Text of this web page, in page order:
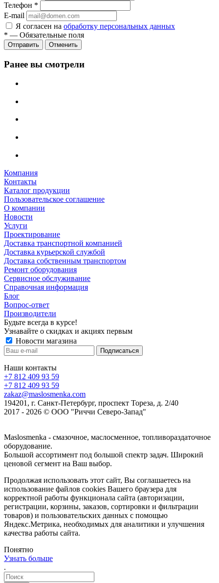
Телефон *
E-mail
Я согласен на обработку персональных данных
* — Обязательные поля
Отменить
Ранее вы смотрели
Компания
Контакты
Каталог продукции
Пользовательское соглашение
О компании
Новости
Услуги
Проектирование
Доставка транспортной компанией
Доставка курьерской службой
Доставка собственным транспортом
Ремонт оборудования
Сервисное обслуживание
Справочная информация
Блог
Вопрос-ответ
Производители
Будьте всегда в курсе!
Узнавайте о скидках и акциях первым
Новости магазина
Наши контакты
+7 812 409 93 59
+7 812 409 93 59
zakaz@maslosmenka.com
194201, г. Санкт-Петербург, проспект Тореза, д. 2/40
2017 - 2026 © ООО "Риччи Северо-Запад"
Maslosmenka - смазочное, маслосменное, топливораздаточное
оборудование.
Большой ассортимент под большой спектр задач. Широкий
ценовой сегмент на Ваш выбор.
Продолжая использовать этот сайт, Вы соглашаетесь на
использование файлов cookies Вашего браузера для
корректной работы функционала сайта (авторизации,
регистрации, корзины, заказов, сортировки и фильтрации
товаров) и пользовательских данных с помощью
Яндекс.Метрика, необходимых для аналитики и улучшения
качества работы сайта.
Понятно
Узнать больше
.